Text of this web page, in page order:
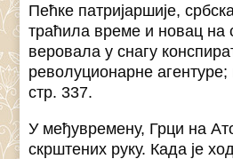
Пећке патријаршије,
траћила време и новац на
веровала у снагу
револуционарне
стр. 337.
У међувремену, Грци на
скрштених руку. Када је